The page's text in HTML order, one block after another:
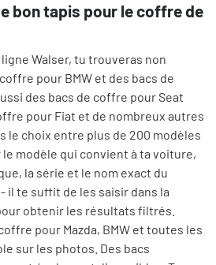
bon tapis pour le coffre de
Walser, tu trouveras non
pour BMW et des bacs de
des bacs de coffre pour Seat
pour Fiat et de nombreux autres
le choix entre plus de 200 modèles
modèle qui convient à ta voiture,
la série et le nom exact du
il te suffit de les saisir dans la
obtenir les résultats filtrés.
pour Mazda, BMW et toutes les
sur les photos. Des bacs